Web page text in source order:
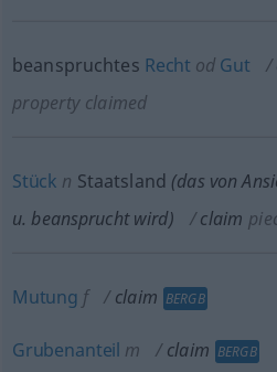
beanspruchtes Recht od Gut
property claimed
Stück n Staatsland (das von
u. beansprucht wird) claim
Mutung f claim BERGB
Grubenanteil m claim BERGB